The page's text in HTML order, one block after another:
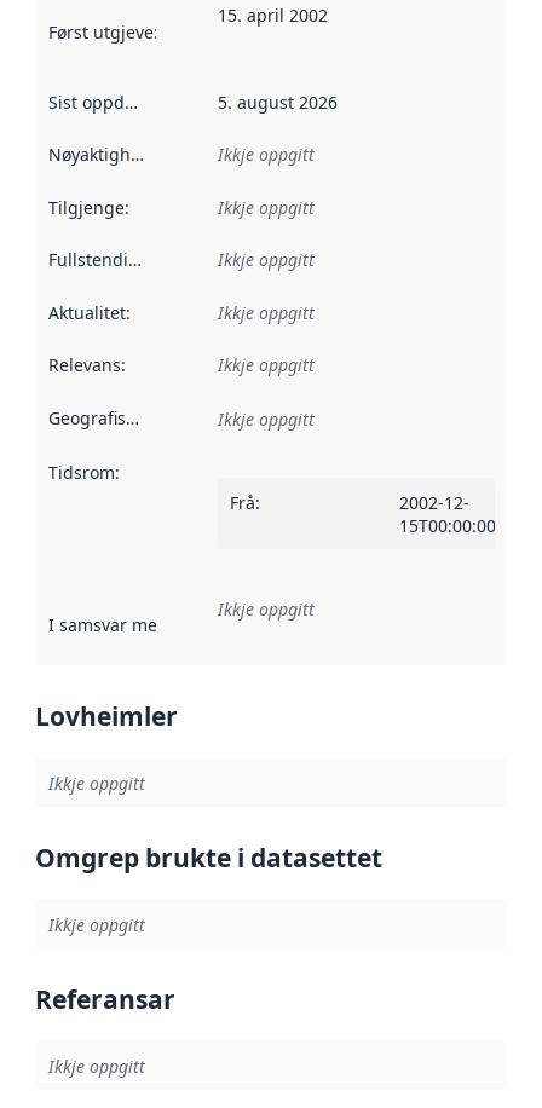
Først utgjeve: Denne datoen seier når dataa i dette
15. april 2002
Sist oppdatert 5. august 2026
Nøyaktigheit Ikkje oppgitt
Tilgjenge: Ikkje oppgitt
Fullstendigheit Ikkje oppgitt
Aktualitet: Ikkje oppgitt
Relevans: Ikkje oppgitt
Geografisk område Ikkje oppgitt
Tidsrom:
Frå:
2002-12-
15T00:00:00Z
I samsvar med Referanse til ei implementeringsregel eller
Ikkje oppgitt
Lovheimler
Ikkje oppgitt
Omgrep brukte i datasettet
Ikkje oppgitt
Referansar
Ikkje oppgitt